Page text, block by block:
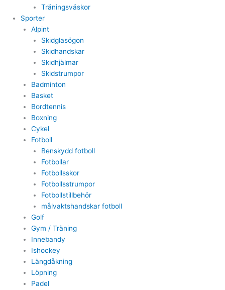
Träningsväskor
Sporter
Alpint
Skidglasögon
Skidhandskar
Skidhjälmar
Skidstrumpor
Badminton
Basket
Bordtennis
Boxning
Cykel
Fotboll
Benskydd fotboll
Fotbollar
Fotbollsskor
Fotbollsstrumpor
Fotbollstillbehör
målvaktshandskar fotboll
Golf
Gym / Träning
Innebandy
Ishockey
Längdåkning
Löpning
Padel